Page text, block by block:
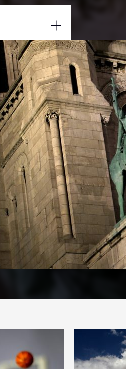
Canon
Canon EOS 60D
1/4
4.5
39 mm
100
30 janvier 2012
04 février 2012
/
Fermer